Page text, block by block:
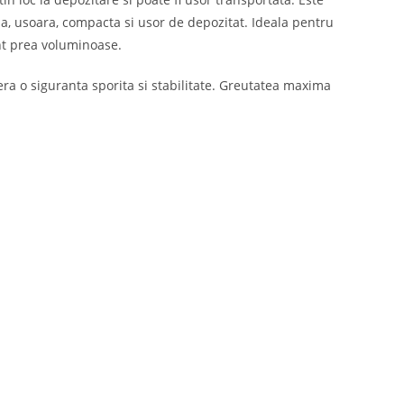
usoara, compacta si usor de depozitat. Ideala pentru
prea voluminoase.
o siguranta sporita si stabilitate. Greutatea maxima